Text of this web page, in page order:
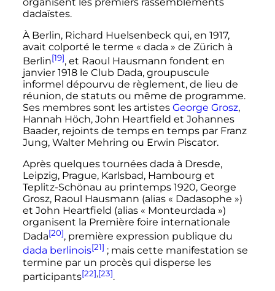
dadaïstes.
À Berlin, Richard Huelsenbeck qui, en 1917,
avait colporté le terme « dada » de Zürich à
Berlin[19], et Raoul Hausmann fondent en
janvier 1918 le Club Dada, groupuscule
informel dépourvu de règlement, de lieu de
réunion, de statuts ou même de programme.
Ses membres sont les artistes George Grosz,
Hannah Höch, John Heartfield et Johannes
Baader, rejoints de temps en temps par Franz
Jung, Walter Mehring ou Erwin Piscator.
Après quelques tournées dada à Dresde,
Leipzig, Prague, Karlsbad, Hambourg et
Teplitz-Schönau au printemps 1920, George
Grosz, Raoul Hausmann (alias « Dadasophe »)
et John Heartfield (alias « Monteurdada »)
organisent la Première foire internationale
Dada[20], première expression publique du
dada berlinois[21] ; mais cette manifestation se
termine par un procès qui disperse les
participants[22],[23].